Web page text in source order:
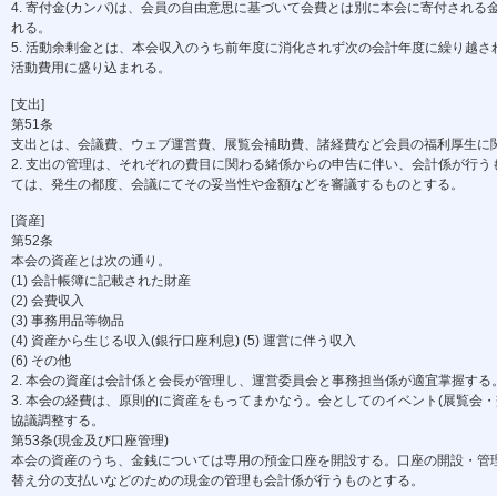
4. 寄付金(カンパ)は、会員の自由意思に基づいて会費とは別に本会に寄付される
れる。
5. 活動余剰金とは、本会収入のうち前年度に消化されず次の会計年度に繰り越
活動費用に盛り込まれる。
[支出]
第51条
支出とは、会議費、ウェブ運営費、展覧会補助費、諸経費など会員の福利厚生に
2. 支出の管理は、それぞれの費目に関わる緒係からの申告に伴い、会計係が行
ては、発生の都度、会議にてその妥当性や金額などを審議するものとする。
[資産]
第52条
本会の資産とは次の通り。
(1) 会計帳簿に記載された財産
(2) 会費収入
(3) 事務用品等物品
(4) 資産から生じる収入(銀行口座利息) (5) 運営に伴う収入
(6) その他
2. 本会の資産は会計係と会長が管理し、運営委員会と事務担当係が適宜掌握する
3. 本会の経費は、原則的に資産をもってまかなう。会としてのイベント(展覧会
協議調整する。
第53条(現金及び口座管理)
本会の資産のうち、金銭については専用の預金口座を開設する。口座の開設・
替え分の支払いなどのための現金の管理も会計係が行うものとする。